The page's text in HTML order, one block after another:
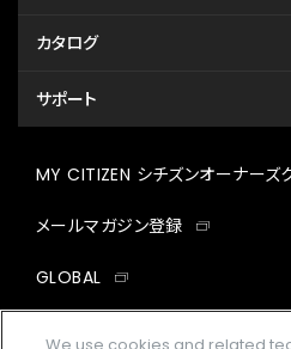
カタログ
サポート
MY CITIZEN シチズンオーナーズ
メールマガジン登録
GLOBAL